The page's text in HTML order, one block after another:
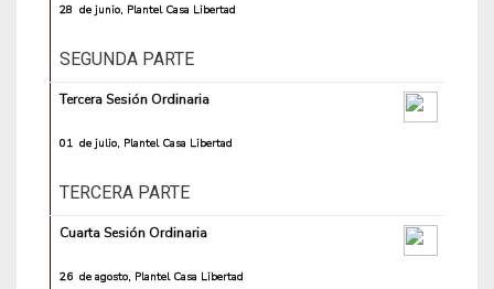
28 de junio, Plantel Casa Libertad
SEGUNDA PARTE
Tercera Sesión Ordinaria
01 de julio, Plantel Casa Libertad
TERCERA PARTE
Cuarta Sesión Ordinaria
26 de agosto, Plantel Casa Libertad